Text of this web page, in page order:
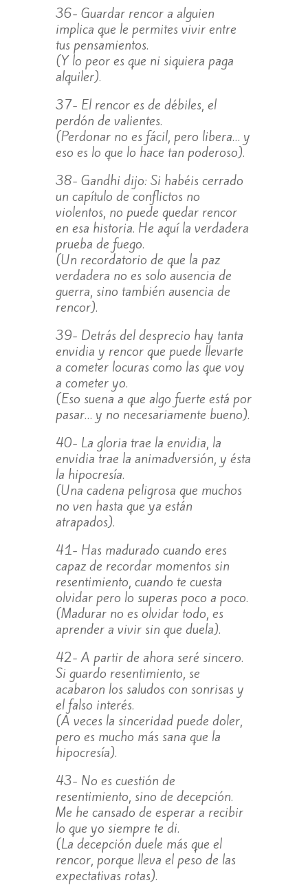
36- Guardar rencor a alguien
implica que le permites vivir entre
tus pensamientos.
(Y lo peor es que ni siquiera paga
alquiler).
37- El rencor es de débiles, el
perdón de valientes.
(Perdonar no es fácil, pero libera… y
eso es lo que lo hace tan poderoso).
38- Gandhi dijo: Si habéis cerrado
un capítulo de conflictos no
violentos, no puede quedar rencor
en esa historia. He aquí la verdadera
prueba de fuego.
(Un recordatorio de que la paz
verdadera no es solo ausencia de
guerra, sino también ausencia de
rencor).
39- Detrás del desprecio hay tanta
envidia y rencor que puede llevarte
a cometer locuras como las que voy
a cometer yo.
(Eso suena a que algo fuerte está por
pasar… y no necesariamente bueno).
40- La gloria trae la envidia, la
envidia trae la animadversión, y ésta
la hipocresía.
(Una cadena peligrosa que muchos
no ven hasta que ya están
atrapados).
41- Has madurado cuando eres
capaz de recordar momentos sin
resentimiento, cuando te cuesta
olvidar pero lo superas poco a poco.
(Madurar no es olvidar todo, es
aprender a vivir sin que duela).
42- A partir de ahora seré sincero.
Si guardo resentimiento, se
acabaron los saludos con sonrisas y
el falso interés.
(A veces la sinceridad puede doler,
pero es mucho más sana que la
hipocresía).
43- No es cuestión de
resentimiento, sino de decepción.
Me he cansado de esperar a recibir
lo que yo siempre te di.
(La decepción duele más que el
rencor, porque lleva el peso de las
expectativas rotas).